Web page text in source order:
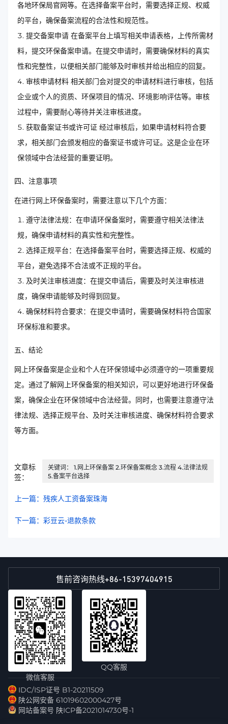
各地环保局官网等。在选择备案平台时，需要选择正规、权威
的平台，确保备案流程的合法性和规范性。
提交备案申请 在备案平台上填写相关申请表格，上传所需材
料，提交环保备案申请。在提交申请时，需要确保材料的真实
性和完整性，以便相关部门能够及时审核并给出相应的回复。
审核申请材料 相关部门会对提交的申请材料进行审核，包括
企业或个人的资质、环保项目的情况、环境影响评估等。审核
过程中，需要耐心等待并关注审核进度。
获取备案证书或许可证 经过审核后，如果申请材料符合要
求，相关部门会颁发相应的备案证书或许可证。这是企业在环
保领域中合法经营的重要证明。
四、注意事项
在进行网上环保备案时，需要注意以下几个方面：
遵守法律法规：在申请环保备案时，需要遵守相关法律法
规，确保申请材料的真实性和完整性。
选择正规平台：在选择备案平台时，需要选择正规、权威的
平台，避免选择不合法或不正规的平台。
及时关注审核进度：在提交申请后，需要及时关注审核进
度，确保申请能够及时得到回复。
确保材料符合要求：在提交申请时，需要确保材料符合国家
环保标准和要求。
五、结论
网上环保备案是企业和个人在环保领域中必须遵守的一项重要规
定。通过了解网上环保备案的相关知识，可以更好地进行环保备
案，确保企业在环保领域中合法经营。同时，也需要注意遵守法
律法规、选择正规平台、及时关注审核进度、确保材料符合要求
等方面。
文章标
签：
关键词： 1.网上环保备案 2.环保备案概念 3.流程 4.法律法规
5.备案平台选择
上一篇：残疾人工资备案珠海
下一篇：彩豆云-退款条款
售前咨询热线+86-15397404915
微信客服
QQ客服
IDC/ISP证号 B1-20211509
陕公网安备 61019602000427号
网站备案号 陕ICP备2021014730号-1